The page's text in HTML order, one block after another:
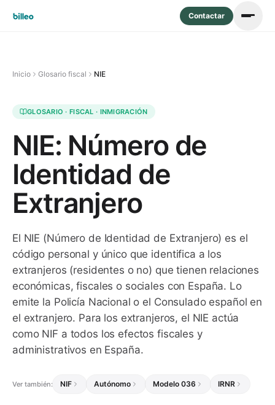
Contactar
Inicio Glosario fiscal NIE
GLOSARIO ·FISCAL · INMIGRACIÓN
NIE: Número de
Identidad de
Extranjero
El NIE (Número de Identidad de Extranjero) es el
código personal y único que identifica a los
extranjeros (residentes o no) que tienen relaciones
económicas, fiscales o sociales con España. Lo
emite la Policía Nacional o el Consulado español en
el extranjero. Para los extranjeros, el NIE actúa
como NIF a todos los efectos fiscales y
administrativos en España.
Ver también: NIF Autónomo Modelo 036 IRNR